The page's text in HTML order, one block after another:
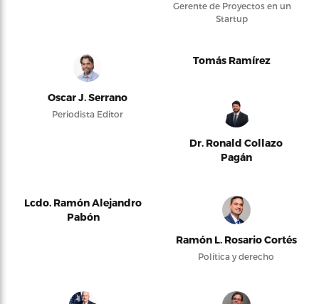
Gerente de Proyectos en un
Startup
Oscar J. Serrano
Periodista Editor
Tomás Ramírez
Dr. Ronald Collazo
Pagán
Lcdo. Ramón Alejandro
Pabón
Ramón L. Rosario Cortés
Política y derecho